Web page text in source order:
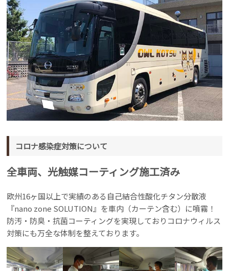
コロナ感染症対策について
全車両、光触媒コーティング施工済み
欧州16ヶ国以上で実績のある自己結合性酸化チタン分散液
『nano zone SOLUTION』を車内（カーテン含む）に噴霧！
防汚・防臭・抗菌コーティングを実現しておりコロナウィルス
対策にも万全な体制を整えております。